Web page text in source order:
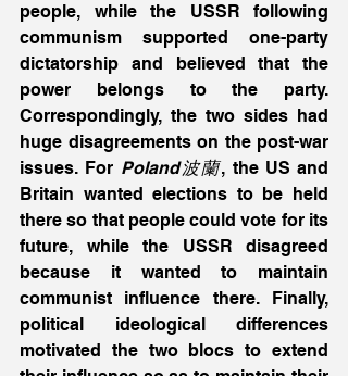
people, while the USSR following
communism supported one-party
dictatorship and believed that the
power belongs to the party.
Correspondingly, the two sides had
huge disagreements on the post-war
issues. For Poland波蘭, the US and
Britain wanted elections to be held
there so that people could vote for its
future, while the USSR disagreed
because it wanted to maintain
communist influence there. Finally,
political ideological differences
motivated the two blocs to extend